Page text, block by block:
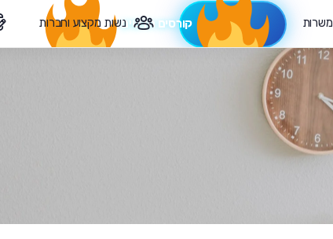
משרות קורסים חדשיםנשות מקצוע וחברות
צרי קשר